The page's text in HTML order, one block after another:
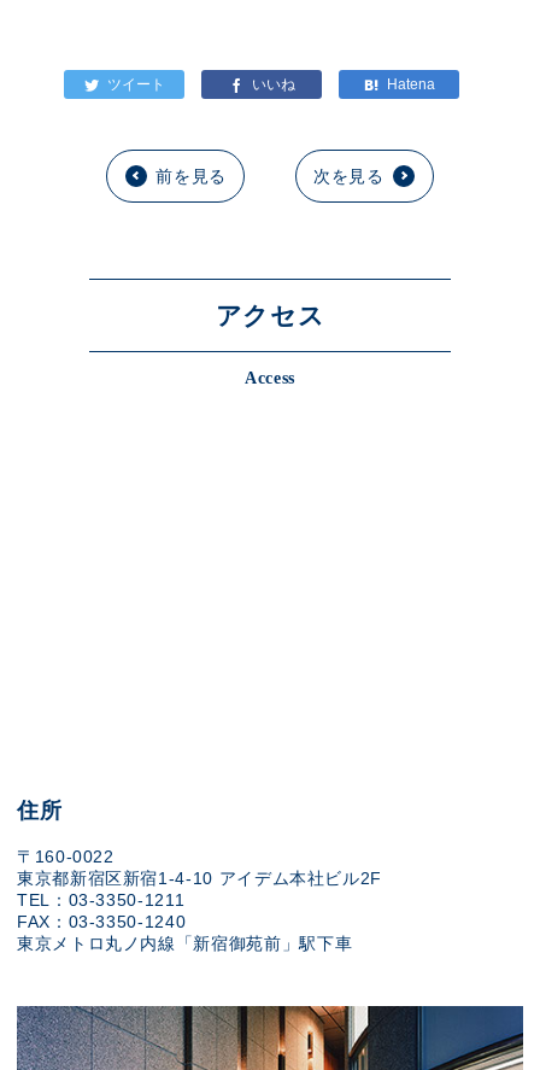
前を見る 次を見る
アクセス
Access
住所
〒160-0022
東京都新宿区新宿1-4-10 アイデム本社ビル2F
TEL：03-3350-1211
FAX：03-3350-1240
東京メトロ丸ノ内線「新宿御苑前」駅下車